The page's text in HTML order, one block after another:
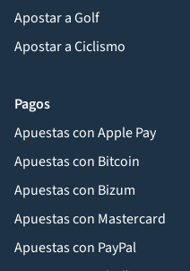
Apostar a Golf
Apostar a Ciclismo
Pagos
Apuestas con Apple Pay
Apuestas con Bitcoin
Apuestas con Bizum
Apuestas con Mastercard
Apuestas con PayPal